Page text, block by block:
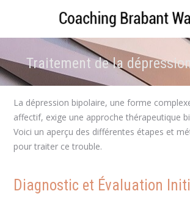
Traitement de la
Vous êtes ici :
La dépression bipolaire, une forme
affectif, exige une approche thérapeutique
Voici un aperçu des différentes étapes et
pour traiter ce trouble.
Diagnostic et Évaluation